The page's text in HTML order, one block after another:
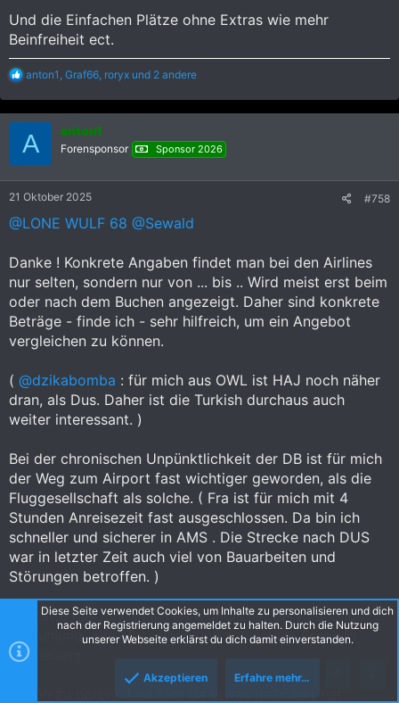
Und die Einfachen Plätze ohne Extras wie mehr
Beinfreiheit ect.
R
a
k
i
n
anton1 , Graf66, roryx und 2 andere
A anton1
Forensponsor Sponsor 2026
21 Oktober 2025 #758
@LONE WULF 68 @Sewald
Danke ! Konkrete Angaben findet man bei den Airlines
nur selten, sondern nur von ... bis .. Wird meist erst beim
oder nach dem Buchen angezeigt. Daher sind konkrete
Beträge - finde ich - sehr hilfreich, um ein Angebot
vergleichen zu können.
( @dzikabomba : für mich aus OWL ist HAJ noch näher
dran, als Dus. Daher ist die Turkish durchaus auch
weiter interessant. )
Bei der chronischen Unpünktlichkeit der DB ist für mich
der Weg zum Airport fast wichtiger geworden, als die
Fluggesellschaft als solche. ( Fra ist für mich mit 4
Stunden Anreisezeit fast ausgeschlossen. Da bin ich
schneller und sicherer in AMS . Die Strecke nach DUS
war in letzter Zeit auch viel von Bauarbeiten und
Störungen betroffen. )
Ich hatte die Turkish als unfreundlicher Service, enge
Bestuhlung, alte Maschinen und schlechtes Essen in
Erinnerung.
Diese Seite verwendet Cookies, um Inhalte zu personalisieren und dich
nach der Registrierung angemeldet zu halten. Durch die Nutzung
unserer Webseite erklärst du dich damit einverstanden.
Akzeptieren Erfahre mehr…